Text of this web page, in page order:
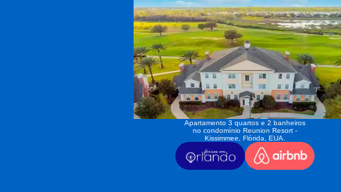
Apartamento 3 quartos e 2 banheiros
no condomínio Reunion Resort -
Kissimmee, Flórida, EUA.